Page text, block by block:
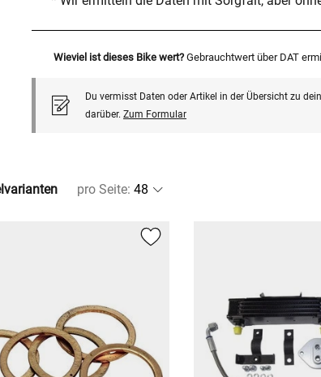
Wieviel ist dieses Bike wert? Gebrauchtwert über DAT
Du vermisst Daten oder Artikel in der Übersicht zu
darüber. Zum Formular
pro Seite: